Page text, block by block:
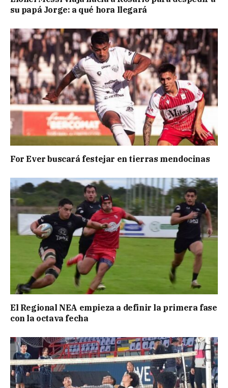
su papá Jorge: a qué hora llegará
For Ever buscará festejar en tierras mendocinas
El Regional NEA empieza a definir la primera fase
con la octava fecha